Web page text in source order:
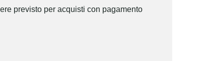
previsto per acquisti con pagamento